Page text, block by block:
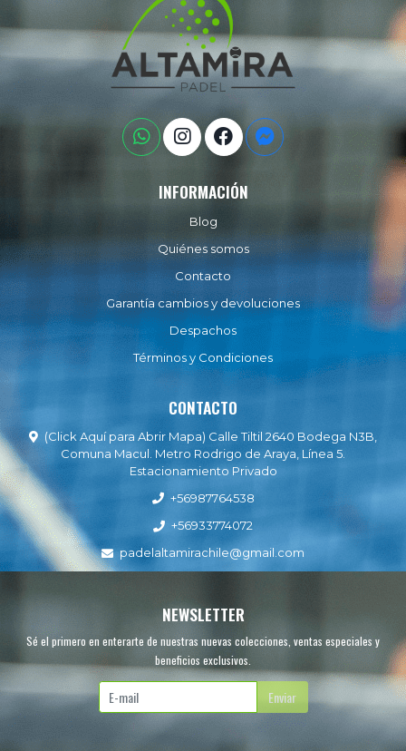
INFORMACIÓN
Blog
Quiénes somos
Contacto
Garantía cambios y devoluciones
Despachos
Términos y Condiciones
CONTACTO
(Click Aquí para Abrir Mapa) Calle Tiltil 2640 Bodega N3B,
Comuna Macul. Metro Rodrigo de Araya, Línea 5.
Estacionamiento Privado
+56987764538
+56933774072
padelaltamirachile@gmail.com
NEWSLETTER
Sé el primero en enterarte de nuestras nuevas colecciones, ventas especiales y
beneficios exclusivos.
Enviar